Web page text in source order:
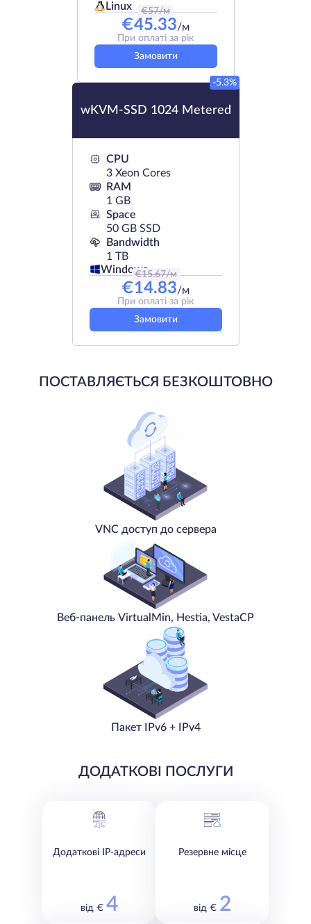
Linux
€57/м
€45.33/м
При оплаті за рік
Замовити
wKVM-SSD 1024 Metered
-5.3%
CPU
3 Xeon Cores
RAM
1 GB
Space
50 GB SSD
Bandwidth
1 TB
Windows
€15.67/м
€14.83/м
При оплаті за рік
Замовити
ПОСТАВЛЯЄТЬСЯ БЕЗКОШТОВНО
VNC доступ до сервера
Веб-панель VirtualMin, Hestia, VestaCP
Пакет IPv6 + IPv4
ДОДАТКОВІ ПОСЛУГИ
Додаткові IP-адреси
від € 4
Резервне місце
від € 2